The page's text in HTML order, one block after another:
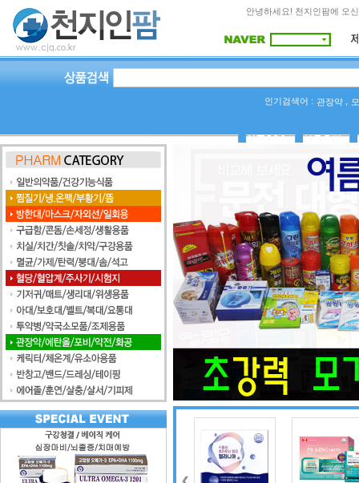
안녕하세요! 천지인팜에 오
인기검색어 : 관장약
상품Q&A 사용후기